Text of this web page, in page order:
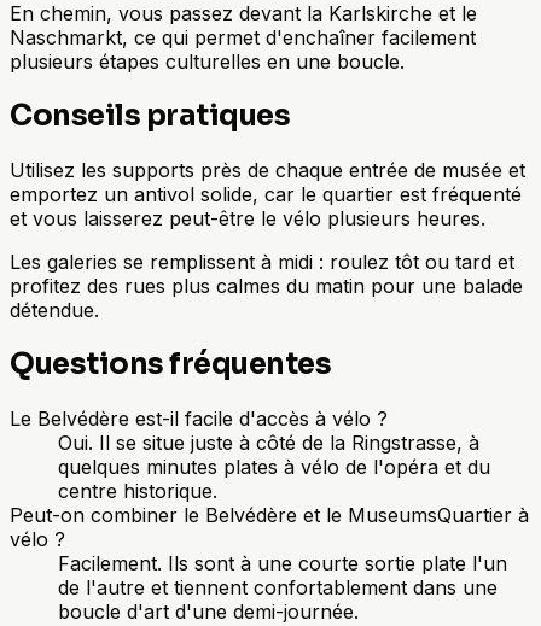
En chemin, vous passez devant la Karlskirche et le
Naschmarkt, ce qui permet d'enchaîner facilement
plusieurs étapes culturelles en une boucle.
Conseils pratiques
Utilisez les supports près de chaque entrée de musée et
emportez un antivol solide, car le quartier est fréquenté
et vous laisserez peut-être le vélo plusieurs heures.
Les galeries se remplissent à midi : roulez tôt ou tard et
profitez des rues plus calmes du matin pour une balade
détendue.
Questions fréquentes
Le Belvédère est-il facile d'accès à vélo ?
Oui. Il se situe juste à côté de la Ringstrasse, à
quelques minutes plates à vélo de l'opéra et du
centre historique.
Peut-on combiner le Belvédère et le MuseumsQuartier à
vélo ?
Facilement. Ils sont à une courte sortie plate l'un
de l'autre et tiennent confortablement dans une
boucle d'art d'une demi-journée.